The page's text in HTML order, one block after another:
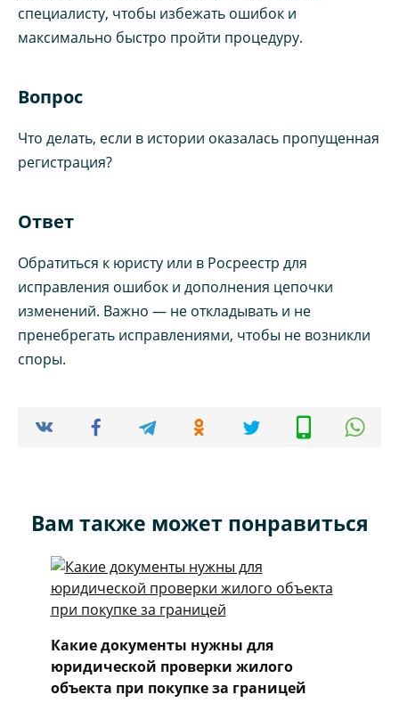
специалисту, чтобы избежать ошибок и
максимально быстро пройти процедуру.
Вопрос
Что делать, если в истории оказалась пропущенная
регистрация?
Ответ
Обратиться к юристу или в Росреестр для
исправления ошибок и дополнения цепочки
изменений. Важно — не откладывать и не
пренебрегать исправлениями, чтобы не возникли
споры.
Вам также может понравиться
Какие документы нужны для
юридической проверки жилого
объекта при покупке за границей